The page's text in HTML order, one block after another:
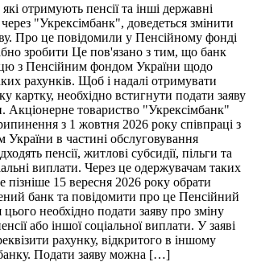
отримують пенсії та інші державні
"Укрексімбанк", доведеться змінити
Про це повідомили у Пенсійному фонді
зробити Це пов'язано з тим, що банк
з Пенсійним фондом України щодо
рахунків. Щоб і надалі отримувати
картку, необхідно встигнути подати заяву
Акціонерне товариство "Укрексімбанк"
з 1 жовтня 2026 року співпраці з
в частині обслуговування
пенсії, житлові субсидії, пільги та
виплати. Через це одержувачам таких
пізніше 15 вересня 2026 року обрати
банк та повідомити про це Пенсійний
необхідно подати заяву про зміну
або іншої соціальної виплати. У заяві
рахунку, відкритого в іншому
Подати заяву можна […]